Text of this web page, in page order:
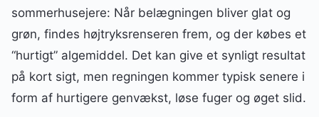
sommerhusejere: Når belægningen bliver glat og
grøn, findes højtryksrenseren frem, og der købes et
“hurtigt” algemiddel. Det kan give et synligt resultat
på kort sigt, men regningen kommer typisk senere i
form af hurtigere genvækst, løse fuger og øget slid.